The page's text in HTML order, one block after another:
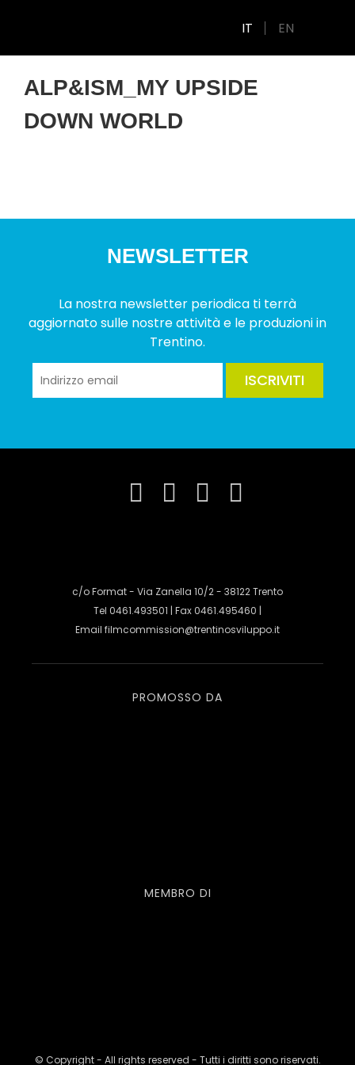
IT EN
ALP&ISM_MY UPSIDE
DOWN WORLD
NEWSLETTER
La nostra newsletter periodica ti terrà
aggiornato sulle nostre attività e le produzioni in
Trentino.
ISCRIVITI
c/o Format - Via Zanella 10/2 - 38122 Trento
Tel 0461.493501 | Fax 0461.495460 |
Email filmcommission@trentinosviluppo.it
PROMOSSO DA
MEMBRO DI
© Copyright - All rights reserved - Tutti i diritti sono riservati.